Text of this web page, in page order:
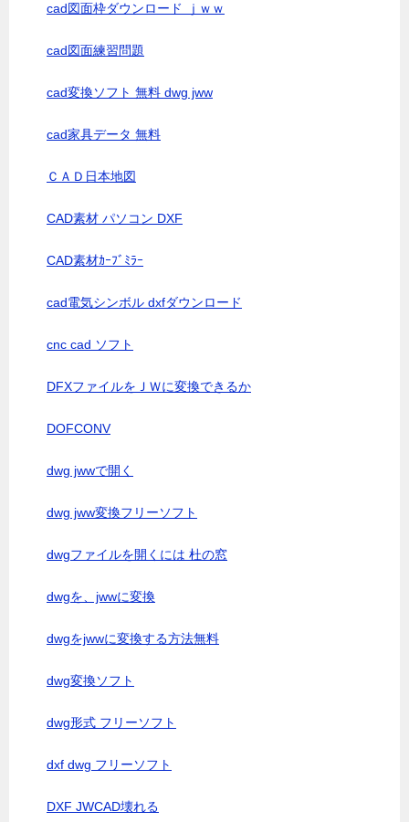
cad図面枠ダウンロード ｊｗｗ
cad図面練習問題
cad変換ソフト 無料 dwg jww
cad家具データ 無料
ＣＡＤ日本地図
CAD素材 パソコン DXF
CAD素材ｶｰﾌﾞﾐﾗｰ
cad電気シンボル dxfダウンロード
cnc cad ソフト
DFXファイルをＪＷに変換できるか
DOFCONV
dwg jwwで開く
dwg jww変換フリーソフト
dwgファイルを開くには 杜の窓
dwgを、jwwに変換
dwgをjwwに変換する方法無料
dwg変換ソフト
dwg形式 フリーソフト
dxf dwg フリーソフト
DXF JWCAD壊れる